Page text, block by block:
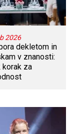
2026
dekletom in
v znanosti:
korak za